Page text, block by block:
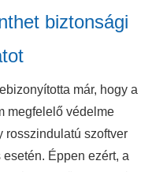
biztonsági
már, hogy a
megfelelő védelme
rosszindulatú szoftver
Éppen ezért, a